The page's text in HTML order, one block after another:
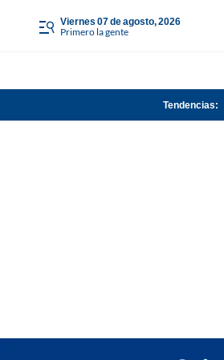
viernes 07 de agosto, 2026
Primero la gente
Tendencias: